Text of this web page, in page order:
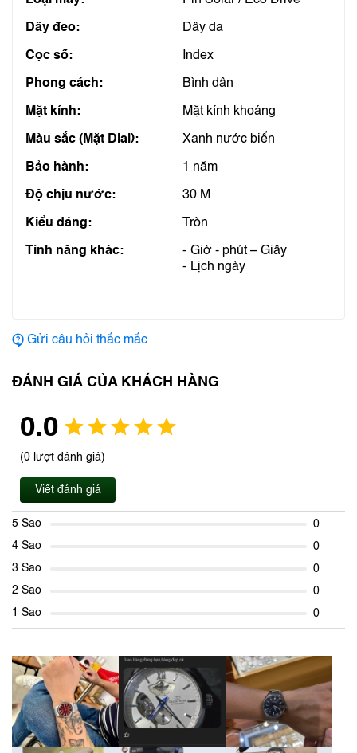
Dây đeo: Dây da
Cọc số: Index
Phong cách: Bình dân
Mặt kính: Mặt kính khoáng
Màu sắc (Mặt Dial): Xanh nước biển
Bảo hành: 1 năm
Độ chịu nước: 30 M
Kiểu dáng: Tròn
Tính năng khác:
Giờ - phút – Giây
Lịch ngày
Gửi câu hỏi thắc mắc
ĐÁNH GIÁ CỦA KHÁCH HÀNG
0.0
(0 lượt đánh giá)
Viết đánh giá
5 Sao
0
4 Sao
0
3 Sao
0
2 Sao
0
1 Sao
0